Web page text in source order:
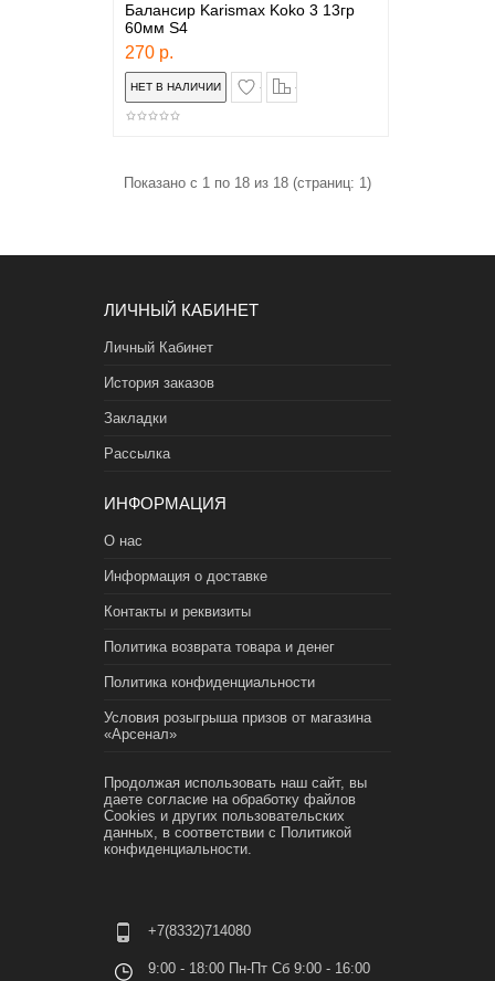
Балансир Karismax Koko 3 13гр
60мм S4
270 р.
в закладки
Показано с 1 по 18 из 18 (страниц: 1)
ЛИЧНЫЙ КАБИНЕТ
Личный Кабинет
История заказов
Закладки
Рассылка
ИНФОРМАЦИЯ
О нас
Информация о доставке
Контакты и реквизиты
Политика возврата товара и денег
Политика конфиденциальности
Условия розыгрыша призов от магазина
«Арсенал»
Продолжая использовать наш сайт, вы
даете согласие на обработку файлов
Cookies и других пользовательских
данных, в соответствии с Политикой
конфиденциальности.
+7(8332)714080
9:00 - 18:00 Пн-Пт Сб 9:00 - 16:00